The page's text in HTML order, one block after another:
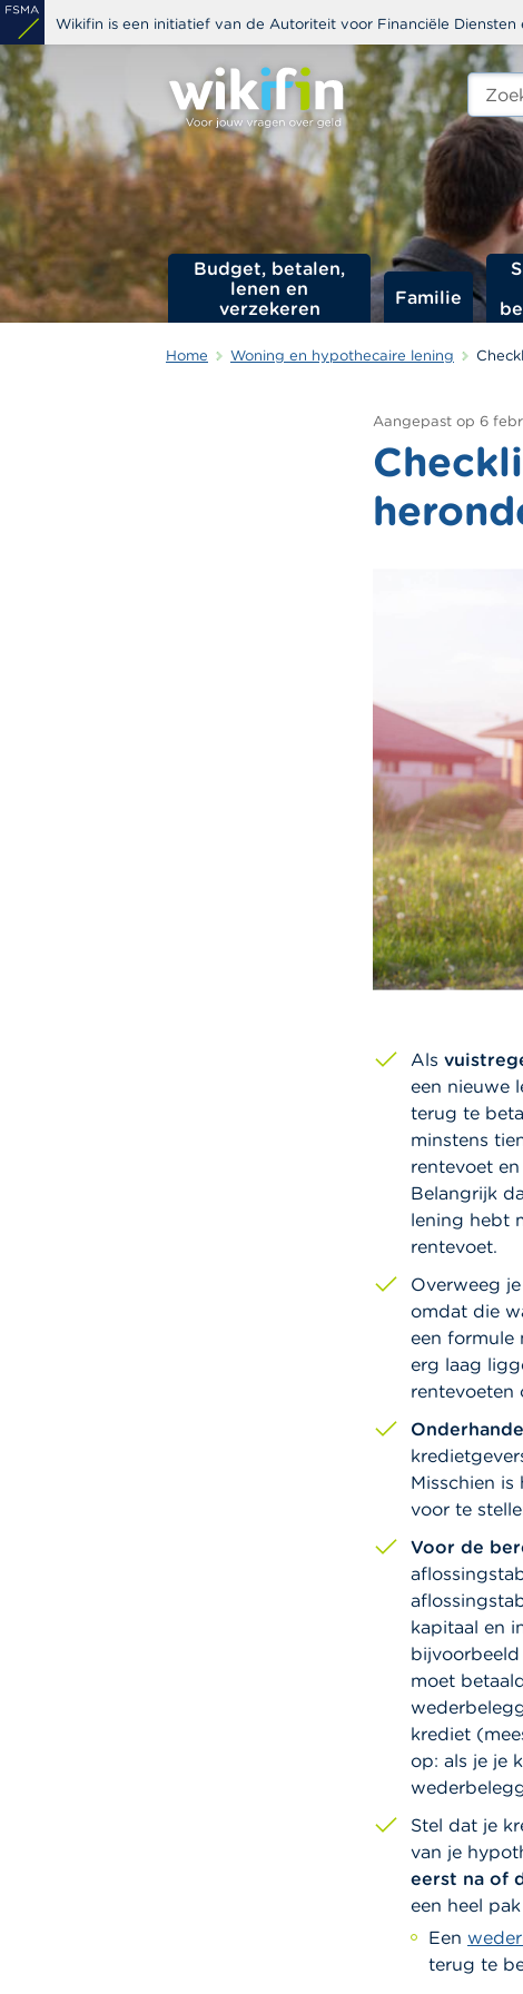
Overslaan
en
naar
de
inhoud
gaan
Wikifin is een initiatief van de Autoriteit voor Financiële Diensten
edit-
Budget, betalen,
lenen en
verzekeren
Familie
Home Woning en hypothecaire lening
Aangepast op 6
Als
een nieuwe
terug te
minstens
rentevoet
Belangrijk
lening hebt
rentevoet.
Overweeg
omdat die
een formule
erg laag
rentevoeten
Misschien
voor te
Voor de
kapitaal en
moet
krediet
op: als je je
Stel dat je
van je
eerst na of
een heel pak
Een
terug te